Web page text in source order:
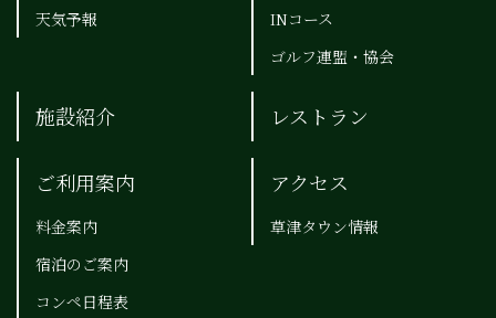
天気予報
INコース
ゴルフ連盟・協会
施設紹介 レストラン
ご利用案内
料金案内
宿泊のご案内
コンペ日程表
アクセス
草津タウン情報